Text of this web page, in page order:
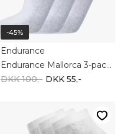
-45%
Endurance
Endurance Mallorca 3-pack quater white e151502
DKK 100,- DKK 55,-